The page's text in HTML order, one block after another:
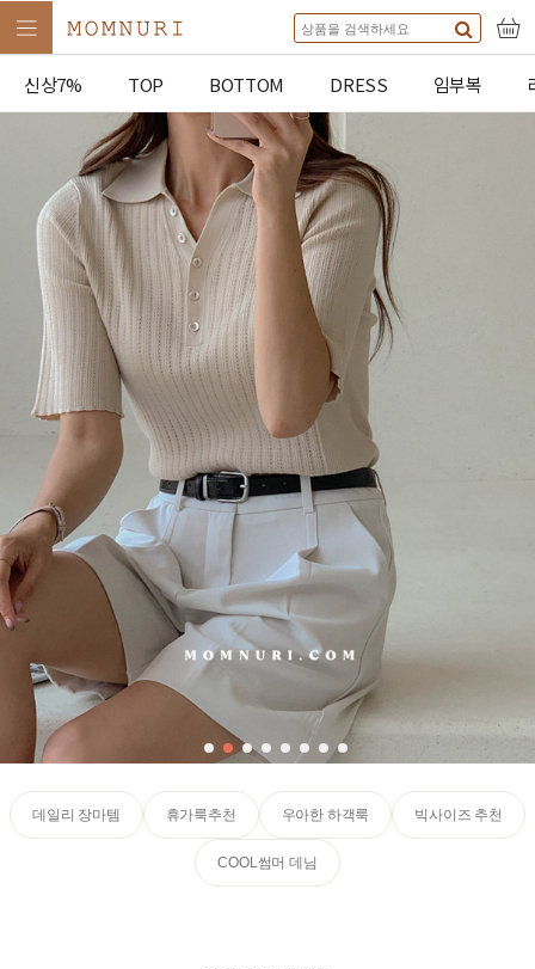
신상7% TOP BOTTOM DRESS 임부복
데일리 장마템 휴가룩추천 우아한 하객룩 빅사이즈 추천
COOL썸머 데님